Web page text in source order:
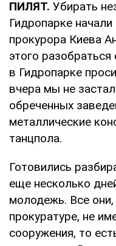
ПИЛЯТ. Убирать
Гидропарке
прокурора Киева
этого
в Гидропарке
вчера мы не
обреченных
металлические
танцпола.
Готовились
еще несколько
молодежь. Все
прокуратуре, не
сооружения, то